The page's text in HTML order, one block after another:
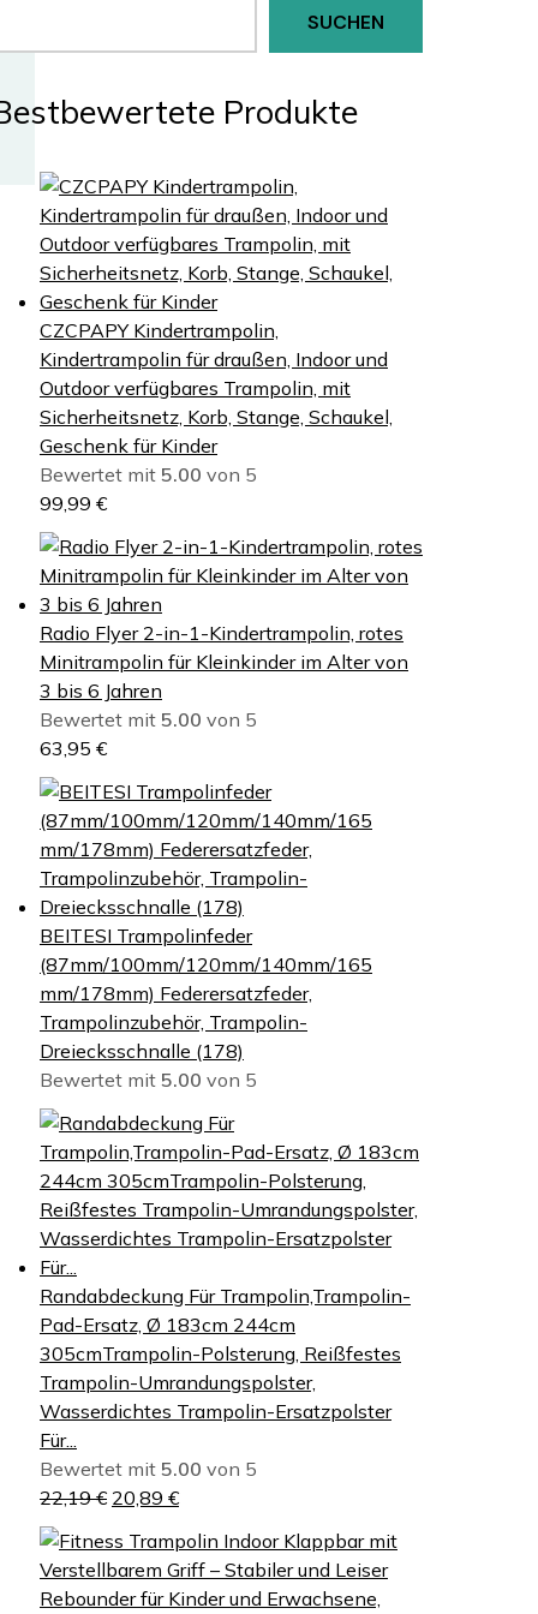
SUCHEN
Produkte
CZCPAPY Kindertrampolin,
Kindertrampolin für draußen, Indoor und
Outdoor verfügbares Trampolin, mit
Sicherheitsnetz, Korb, Stange, Schaukel,
Geschenk für Kinder
Bewertet mit 5.00 von 5
99,99 €
Radio Flyer 2-in-1-Kindertrampolin, rotes
Minitrampolin für Kleinkinder im Alter von
3 bis 6 Jahren
Bewertet mit 5.00 von 5
63,95 €
BEITESI Trampolinfeder
(87mm/100mm/120mm/140mm/165
mm/178mm) Federersatzfeder,
Trampolinzubehör, Trampolin-
Dreiecksschnalle (178)
Bewertet mit 5.00 von 5
Randabdeckung Für Trampolin,Trampolin-
Pad-Ersatz, Ø 183cm 244cm
305cmTrampolin-Polsterung, Reißfestes
Trampolin-Umrandungspolster,
Wasserdichtes Trampolin-Ersatzpolster
Für...
Bewertet mit 5.00 von 5
22,19€ U
s
p
20,89 €A
t
u